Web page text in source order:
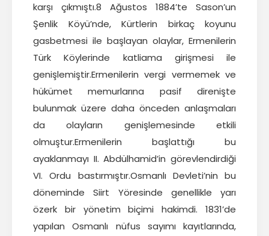
karşı çıkmıştı.8 Ağustos 1884’te Sason’un
Şenlik Köyü’nde, Kürtlerin birkaç koyunu
gasbetmesi ile başlayan olaylar, Ermenilerin
Türk Köylerinde katliama girişmesi ile
genişlemiştir.Ermenilerin vergi vermemek ve
hükümet memurlarına pasif direnişte
bulunmak üzere daha önceden anlaşmaları
da olayların genişlemesinde etkili
olmuştur.Ermenilerin başlattığı bu
ayaklanmayı II. Abdülhamid’in görevlendirdiği
VI. Ordu bastırmıştır.Osmanlı Devleti’nin bu
döneminde Siirt Yöresinde genellikle yarı
özerk bir yönetim biçimi hakimdi. 1831’de
yapılan Osmanlı nüfus sayımı kayıtlarında,